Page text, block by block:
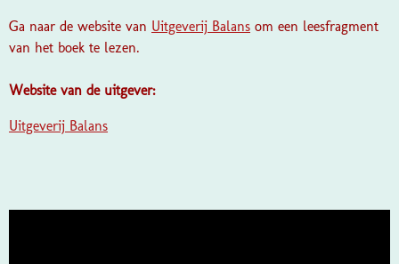
Ga naar de website van Uitgeverij Balans om een leesfragment
van het boek te lezen.
Website van de uitgever:
Uitgeverij Balans